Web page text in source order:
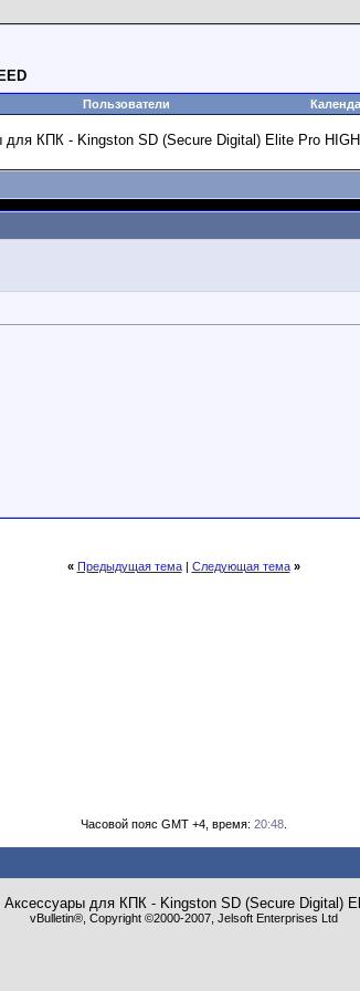
Пользователи
КПК - Kingston SD (Secure Digital) Elite Pro
« Предыдущая тема| Следующая тема »
Часовой пояс GMT +4, время: 20:48.
для КПК - Kingston SD (Secure
vBulletin®, Copyright ©2000-2007, Jelsoft Enterprises Ltd